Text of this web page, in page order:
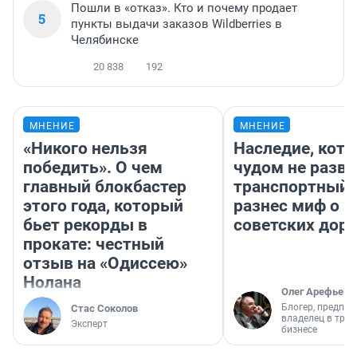
5
Пошли в «отказ». Кто и почему продает
пункты выдачи заказов Wildberries в
Челябинске
20 838 192
МНЕНИЕ
«Никого нельзя
победить». О чем
главный блокбастер
этого года, который
бьет рекорды в
прокате: честный
отзыв на «Одиссею»
Нолана
Стас Соколов
Эксперт
МНЕНИЕ
Наследие,
чудом не
транспортный
разнес миф о
советских
Олег Арефьев
Блогер,
владелец в
бизнесе